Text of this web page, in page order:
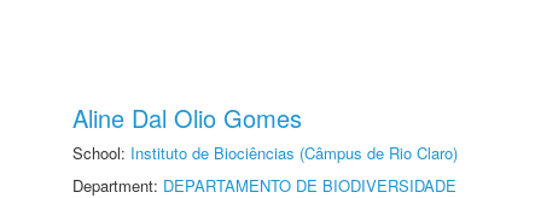
Aline Dal Olio Gomes
School: Instituto de Biociências (Câmpus de Rio Claro)
Department: DEPARTAMENTO DE BIODIVERSIDADE